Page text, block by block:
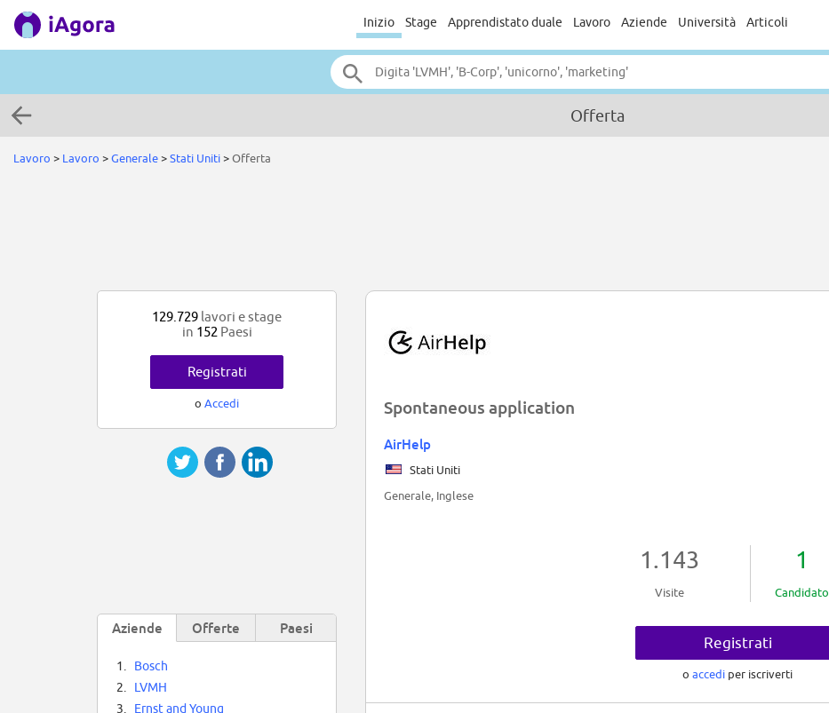
Inizio Stage Apprendistato duale Lavoro Aziende Università Articoli
Offerta
Lavoro > Lavoro >Generale>Stati Uniti>Offerta
Spontaneous application
AirHelp
Stati Uniti
Generale, Inglese
1.143
Visite
1
Candidato
Registrati
o accedi per iscriverti
129.729 lavori e stage
in 152 Paesi
Registrati
o Accedi
Aziende Offerte Paesi
1.
Bosch
2.
LVMH
3.
Ernst and Young